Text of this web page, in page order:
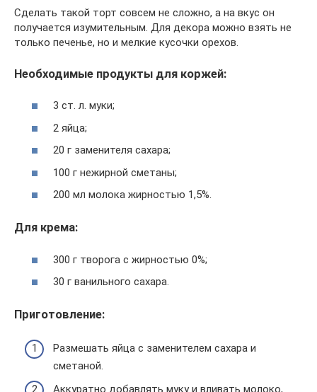
Сделать такой торт совсем не сложно, а на вкус он
получается изумительным. Для декора можно взять не
только печенье, но и мелкие кусочки орехов.
Необходимые продукты для коржей:
3 ст. л. муки;
2 яйца;
20 г заменителя сахара;
100 г нежирной сметаны;
200 мл молока жирностью 1,5%.
Для крема:
300 г творога с жирностью 0%;
30 г ванильного сахара.
Приготовление:
Размешать яйца с заменителем сахара и
сметаной.
Аккуратно добавлять муку и вливать молоко,